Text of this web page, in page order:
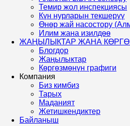
Темир жол инспекциясы
Күн нурларын текшерүү
Өнөр жай насостору
Илим жана изилдөө
ЖАҢЫЛЫКТАР ЖАНА
Блогдор
Жаңылыктар
Көргөзмөнүн графиги
Компания
Биз кимбиз
Тарых
Маданият
Жетишкендиктер
Байланыш